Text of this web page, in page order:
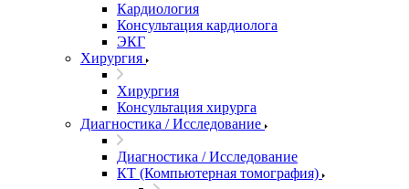
Кардиология
Консультация кардиолога
ЭКГ
Хирургия
Хирургия
Консультация хирурга
Диагностика / Исследование
Диагностика / Исследование
КТ (Компьютерная томография)